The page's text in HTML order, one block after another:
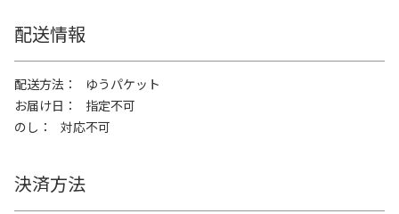
配送情報
配送方法
ゆうパケット
お届け日
指定不可
のし
対応不可
決済方法